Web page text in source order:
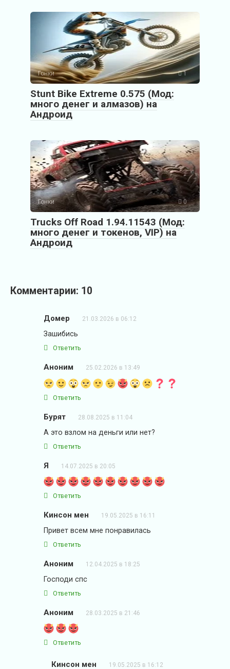
Гонки 1
Stunt Bike Extreme 0.575 (Мод:
много денег и алмазов) на
Андроид
Гонки 0
Trucks Off Road 1.94.11543 (Мод:
много денег и токенов, VIP) на
Андроид
Комментарии: 10
Домер 21.03.2026 в 06:12
Зашибись
Ответить
Аноним 25.02.2026 в 13:49
Ответить
Бурят 28.08.2025 в 11:04
А это взлом на деньги или нет?
Ответить
Я 14.07.2025 в 20:05
Ответить
Кинсон мен 19.05.2025 в 16:11
Привет всем мне понравилась
Ответить
Аноним 12.04.2025 в 18:25
Господи спс
Ответить
Аноним 28.03.2025 в 21:46
Ответить
Кинсон мен 19.05.2025 в 16:12